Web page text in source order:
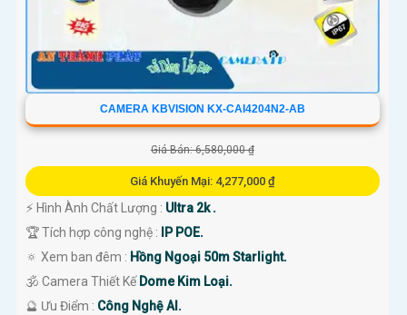
CAMERA KBVISION KX-CAI4204N2-AB
Giá Bán: 6,580,000 ₫
Giá Khuyến Mại: 4,277,000 ₫
️⚡ Hình Ành Chất Lượng : Ultra 2k .
🏆 Tích hợp công nghệ :
IP POE.
🔅 Xem ban đêm : Hồng Ngoại 50m Starlight.
🕉️ Camera Thiết Kế Dome Kim Loại.
️🔮 Ưu Điểm : Công Nghệ AI.